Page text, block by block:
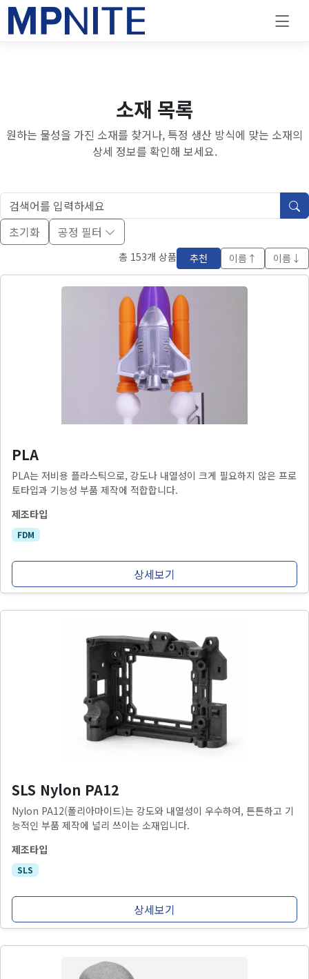
소재 목록
원하는 물성을 가진 소재를 찾거나, 특정 생산 방식에 맞는 소재의
상세 정보를 확인해 보세요.
초기화
공정 필터
총 153개 상품 추천 이름↑ 이름↓
PLA
PLA는 저비용 플라스틱으로, 강도나 내열성이 크게 필요하지 않은 프로
토타입과 기능성 부품 제작에 적합합니다.
제조타입
FDM
상세보기
SLS Nylon PA12
Nylon PA12(폴리아마이드)는 강도와 내열성이 우수하여, 튼튼하고 기
능적인 부품 제작에 널리 쓰이는 소재입니다.
제조타입
SLS
상세보기